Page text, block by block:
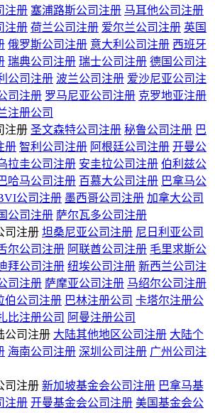
注册 塞浦路斯公司注册 马耳他公司注册
注册 荷兰公司注册 爱尔兰公司注册 英国
俄罗斯公司注册 意大利公司注册 西班牙
瑞典公司注册 瑞士公司注册 德国公司注
公司注册 波兰公司注册 爱沙尼亚公司注
司注册 罗马尼亚公司注册 克罗地亚注册
注册公司
注册 圣文森特公司注册 秘鲁公司注册 巴
册 智利公司注册 阿根廷公司注册 开曼公
拉圭公司注册 安圭拉公司注册 伯利兹公
哈马公司注册 百慕大公司注册 巴拿马公
公司注册 墨西哥公司注册 加拿大公司
公司注册 萨尔瓦多公司注册
司注册 坦桑尼亚公司注册 尼日利亚公司
尔公司注册 阿联酋公司注册 毛里求斯公
拜公司注册 纽埃公司注册 新西兰公司注
司注册 萨摩亚公司注册 马绍尔公司注册
伯公司注册 巴林注册公司 卡塔尔注册公
比注册公司 阿曼注册公司
公司注册 大陆其他地区公司注册 大陆个
海南公司注册 深圳公司注册 广州公司注
司注册 新加坡基金会公司注册 巴拿马基
注册 开曼基金会公司注册 美国基金会公